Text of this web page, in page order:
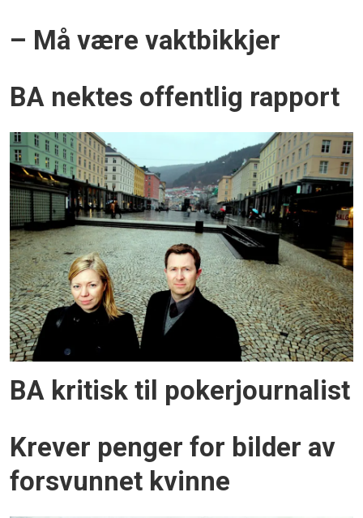
– Må være vaktbikkjer
BA nektes offentlig rapport
BA kritisk til pokerjournalist
Krever penger for bilder av
forsvunnet kvinne